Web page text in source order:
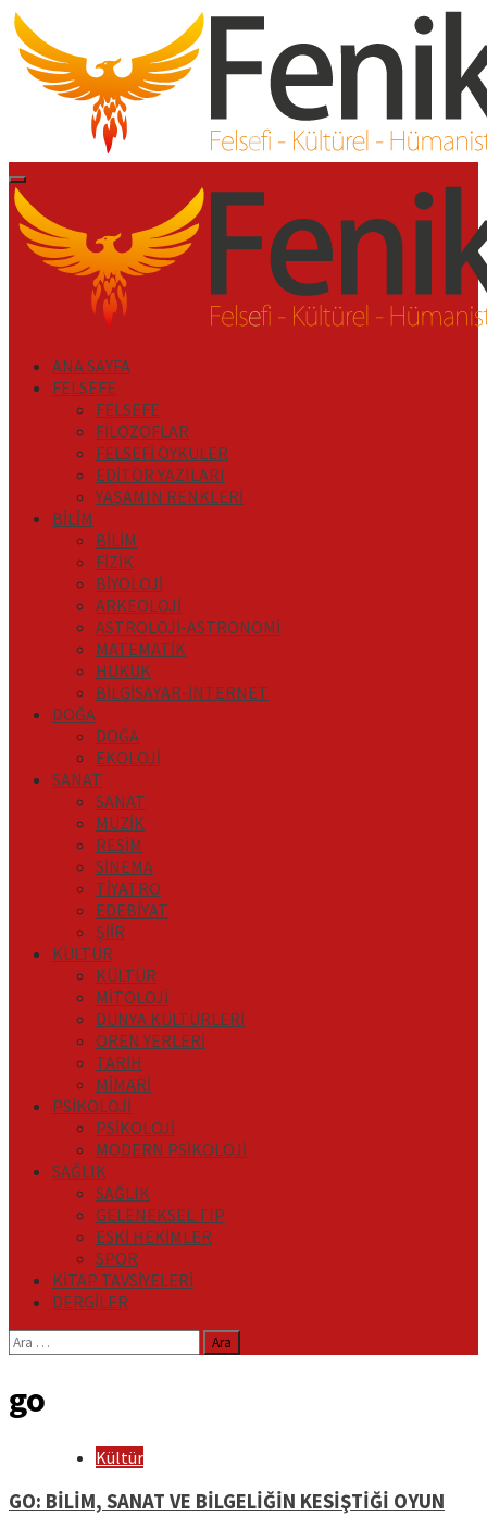
İçeriği
Geç
Primary
Menu
ANA SAYFA
FELSEFE
FELSEFE
FİLOZOFLAR
FELSEFİ ÖYKÜLER
EDİTÖR YAZILARI
YAŞAMIN RENKLERİ
BİLİM
BİLİM
FİZİK
BİYOLOJİ
ARKEOLOJİ
ASTROLOJİ-ASTRONOMİ
MATEMATİK
HUKUK
BİLGİSAYAR-İNTERNET
DOĞA
DOĞA
EKOLOJİ
SANAT
SANAT
MÜZİK
RESİM
SİNEMA
TİYATRO
EDEBİYAT
ŞİİR
KÜLTÜR
KÜLTÜR
MİTOLOJİ
DÜNYA KÜLTÜRLERİ
ÖREN YERLERİ
TARİH
MİMARİ
PSİKOLOJİ
PSİKOLOJİ
MODERN PSİKOLOJİ
SAĞLIK
SAĞLIK
GELENEKSEL TIP
ESKİ HEKİMLER
SPOR
KİTAP TAVSİYELERİ
DERGİLER
Arama:
go
Kültür
GO: BİLİM, SANAT VE BİLGELİĞİN KESİŞTİĞİ OYUN